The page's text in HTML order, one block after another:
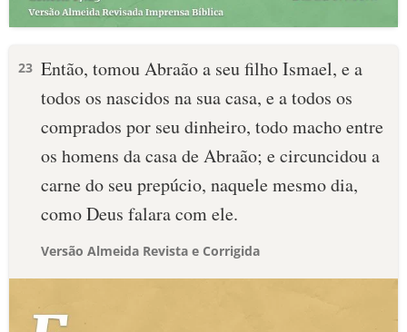
23 Então, tomou Abraão a seu filho Ismael, e a
todos os nascidos na sua casa, e a todos os
comprados por seu dinheiro, todo macho entre
os homens da casa de Abraão; e circuncidou a
carne do seu prepúcio, naquele mesmo dia,
como Deus falara com ele.
Versão Almeida Revista e Corrigida